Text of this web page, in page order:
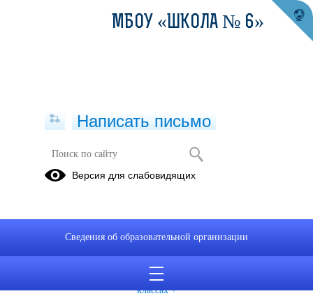
Дистанционное обучение
обучению.
учителями в
6-8, 10
классах +
6-8, 10
классов.
МБОУ «ШКОЛА № 6»
Написать письмо
Версия для слабовидящих
Сведения об образовательной организации